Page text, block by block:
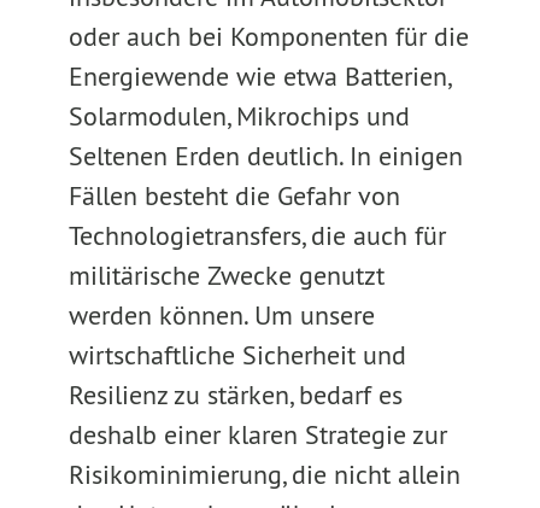
oder auch bei Komponenten für die
Energiewende wie etwa Batterien,
Solarmodulen, Mikrochips und
Seltenen Erden deutlich. In einigen
Fällen besteht die Gefahr von
Technologietransfers, die auch für
militärische Zwecke genutzt
werden können. Um unsere
wirtschaftliche Sicherheit und
Resilienz zu stärken, bedarf es
deshalb einer klaren Strategie zur
Risikominimierung, die nicht allein